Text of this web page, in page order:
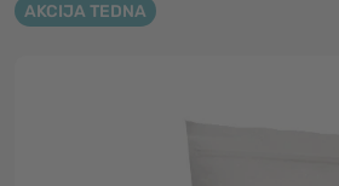
AKCIJA TEDNA